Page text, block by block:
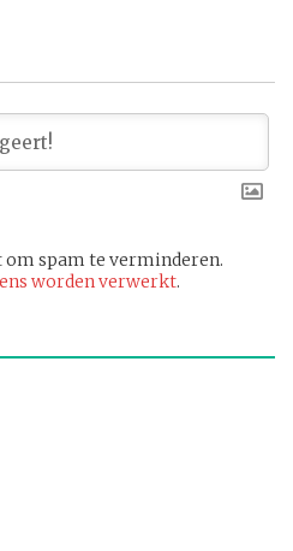
spam te verminderen.
worden verwerkt.